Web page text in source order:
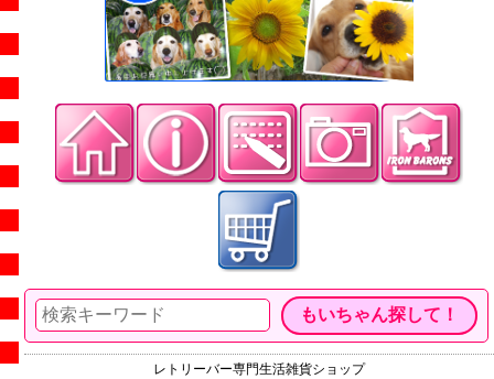
レトリーバー専門生活雑貨ショップ